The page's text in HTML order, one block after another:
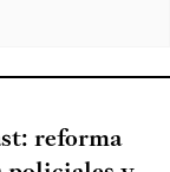
reforma